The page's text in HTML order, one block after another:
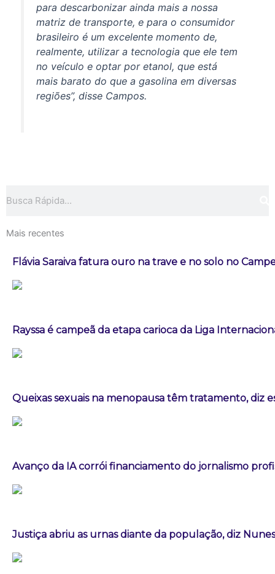
para descarbonizar ainda mais a nossa
matriz de transporte, e para o consumidor
brasileiro é um excelente momento de,
realmente, utilizar a tecnologia que ele tem
no veículo e optar por etanol, que está
mais barato do que a gasolina em diversas
regiões”, disse Campos.
Mais recentes
Flávia Saraiva fatura ouro na trave e no solo no
Rayssa é campeã da etapa carioca da Liga
Queixas sexuais na menopausa têm tratamento, diz
Avanço da IA corrói financiamento do jornalismo
Justiça abriu as urnas diante da população, diz